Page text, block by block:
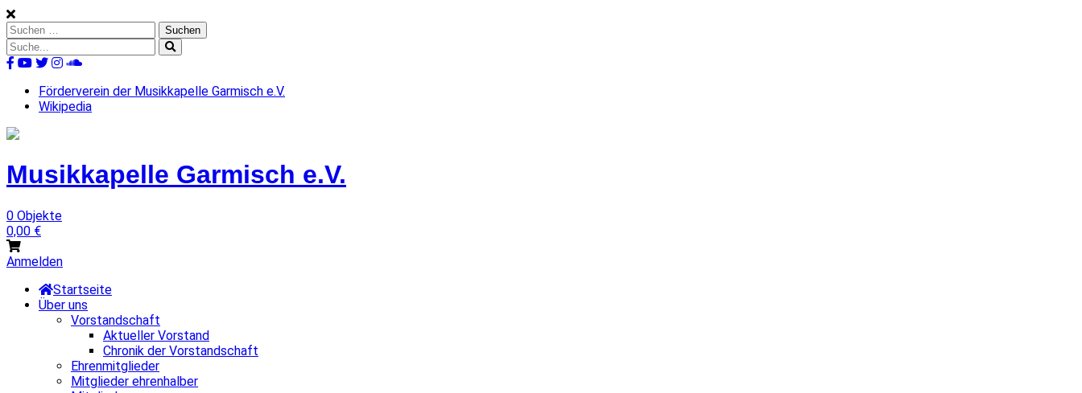
Skip
to
content
Suchen
nach:
Suche
nach:
Förderverein der Musikkapelle Garmisch e.V.
Wikipedia
Musikkapelle Garmisch e.V.
0 Objekte
0,00 €
Anmelden
Startseite
Über uns
Vorstandschaft
Aktueller Vorstand
Chronik der Vorstandschaft
Ehrenmitglieder
Mitglieder ehrenhalber